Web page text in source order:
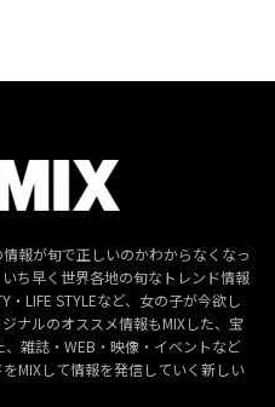
報が旬で正しいのかわからなくなっ
ち早く世界各地の旬なトレンド情報
・LIFE STYLEなど、女の子が今欲し
ナルのオススメ情報もMIXした、宝
雑誌・WEB・映像・イベントなど
MIXして情報を発信していく新しい